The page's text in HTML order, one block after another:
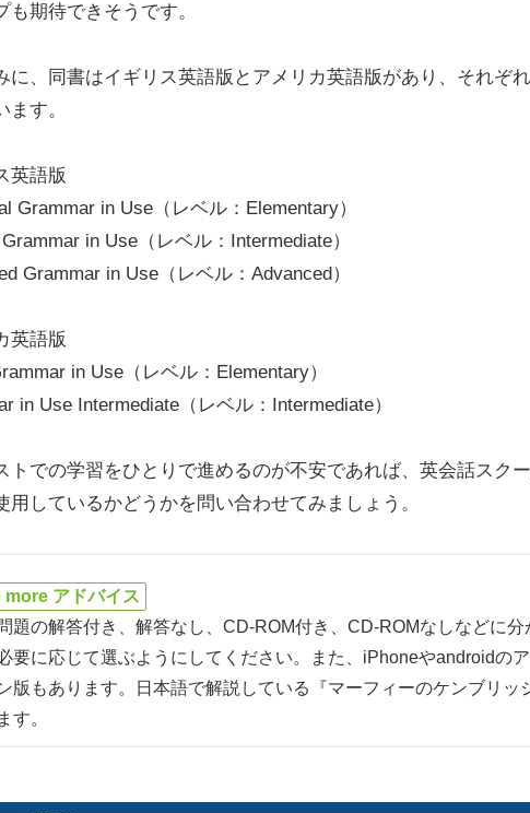
も期待できそうです。
、同書はイギリス英語版とアメリカ英語版があり、それぞ
ます。
英語版
Grammar in Use（レベル：Elementary）
in Use（レベル：Intermediate）
Grammar in Use（レベル：Advanced）
英語版
in Use（レベル：Elementary）
in Use Intermediate（レベル：Intermediate）
での学習をひとりで進めるのが不安であれば、英会話スク
用しているかどうかを問い合わせてみましょう。
more アドバイス
題の解答付き、解答なし、CD-ROM付き、CD-ROMなしなどに分
要に応じて選ぶようにしてください。また、iPhoneやandroidの
版もあります。日本語で解説している『マーフィーのケンブリッ
す。